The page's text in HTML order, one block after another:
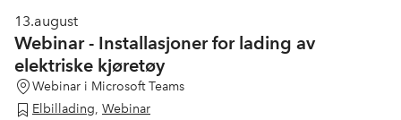
13.august
Webinar - Installasjoner for lading av
elektriske kjøretøy
Webinar i Microsoft Teams
Elbillading, Webinar